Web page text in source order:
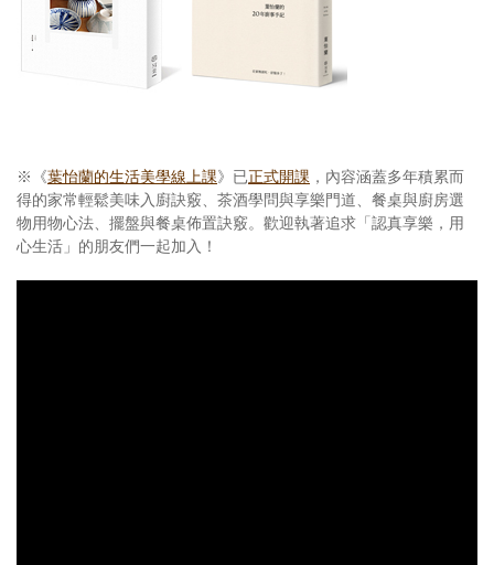
※《葉怡蘭的生活美學線上課》已正式開課 ，內容涵蓋多年積累而
得的家常輕鬆美味入廚訣竅、茶酒學問與享樂門道、餐桌與廚房選
物用物心法、擺盤與餐桌佈置訣竅。歡迎執著追求「認真享樂，用
心生活」的朋友們一起加入！